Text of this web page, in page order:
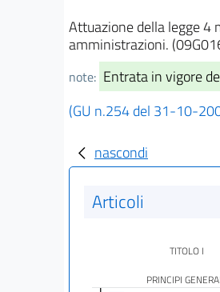
Attuazione della legge 4
amministrazioni.
note: Entrata in vigore
(GU n.254 del 31-10-
nascondi
Articoli
TITOLO I
PRINCIPI